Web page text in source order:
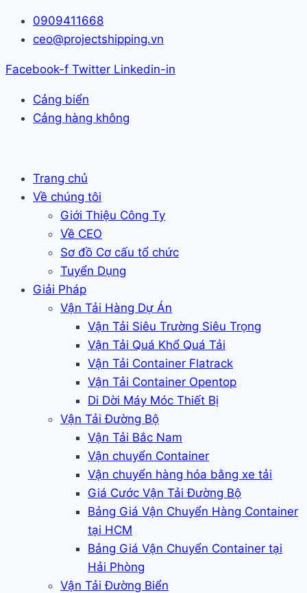
Skip
0909411668
ceo@projectshipping.vn
Facebook-f Twitter Linkedin-in
Cảng biển
Cảng hàng không
Trang chủ
Về chúng tôi
Giới Thiệu Công Ty
Về CEO
Sơ đồ Cơ cấu tổ chức
Tuyển Dụng
Giải Pháp
Vận Tải Hàng Dự Án
Vận Tải Siêu Trường Siêu Trọng
Vận Tải Quá Khổ Quá Tải
Vận Tải Container Flatrack
Vận Tải Container Opentop
Di Dời Máy Móc Thiết Bị
Vận Tải Đường Bộ
Vận Tải Bắc Nam
Vận chuyển Container
Vận chuyển hàng hóa bằng xe tải
Giá Cước Vận Tải Đường Bộ
Bảng Giá Vận Chuyển Hàng Container
tại HCM
Bảng Giá Vận Chuyển Container tại
Hải Phòng
Vận Tải Đường Biển